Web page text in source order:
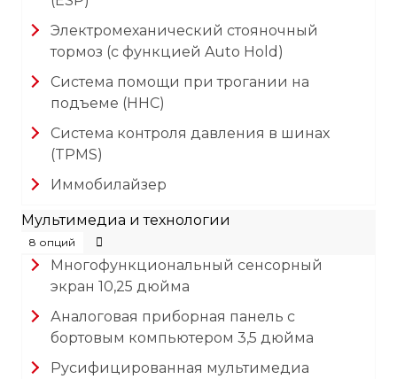
Электромеханический стояночный
тормоз (с функцией Auto Hold)
Система помощи при трогании на
подъеме (HHC)
Система контроля давления в шинах
(TPMS)
Иммобилайзер
Мультимедиа и технологии
8 опций
Многофункциональный сенсорный
экран 10,25 дюйма
Аналоговая приборная панель с
бортовым компьютером 3,5 дюйма
Русифицированная мультимедиа